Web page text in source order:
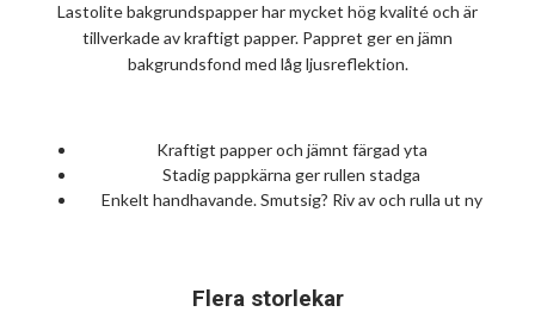
Lastolite bakgrundspapper har mycket hög kvalité och är
tillverkade av kraftigt papper. Pappret ger en jämn
bakgrundsfond med låg ljusreflektion.
Kraftigt papper och jämnt färgad yta
Stadig pappkärna ger rullen stadga
Enkelt handhavande. Smutsig? Riv av och rulla ut ny
Flera storlekar